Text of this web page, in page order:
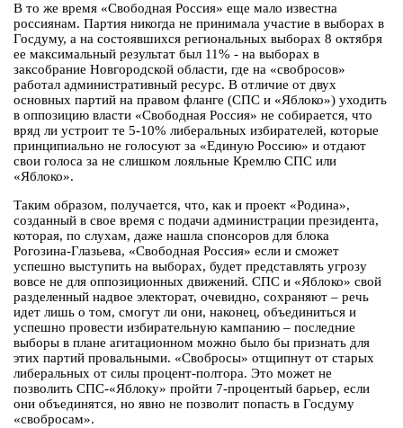
В то же время «Свободная Россия» еще мало известна
россиянам. Партия никогда не принимала участие в выборах в
Госдуму, а на состоявшихся региональных выборах 8 октября
ее максимальный результат был 11% - на выборах в
заксобрание Новгородской области, где на «свобросов»
работал административный ресурс. В отличие от двух
основных партий на правом фланге (СПС и «Яблоко») уходить
в оппозицию власти «Свободная Россия» не собирается, что
вряд ли устроит те 5-10% либеральных избирателей, которые
принципиально не голосуют за «Единую Россию» и отдают
свои голоса за не слишком лояльные Кремлю СПС или
«Яблоко».
Таким образом, получается, что, как и проект «Родина»,
созданный в свое время с подачи администрации президента,
которая, по слухам, даже нашла спонсоров для блока
Рогозина-Глазьева, «Свободная Россия» если и сможет
успешно выступить на выборах, будет представлять угрозу
вовсе не для оппозиционных движений. СПС и «Яблоко» свой
разделенный надвое электорат, очевидно, сохраняют – речь
идет лишь о том, смогут ли они, наконец, объединиться и
успешно провести избирательную кампанию – последние
выборы в плане агитационном можно было бы признать для
этих партий провальными. «Свобросы» отщипнут от старых
либеральных от силы процент-полтора. Это может не
позволить СПС-«Яблоку» пройти 7-процентый барьер, если
они объединятся, но явно не позволит попасть в Госдуму
«свобросам».